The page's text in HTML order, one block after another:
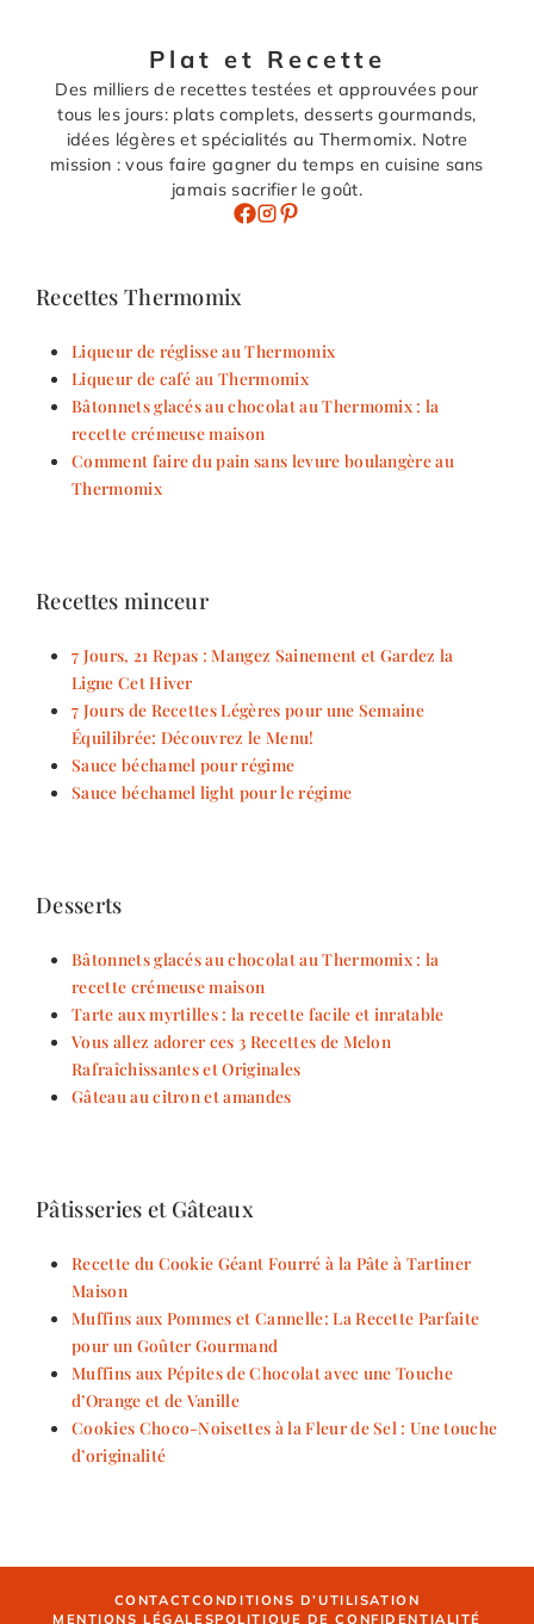
Plat et Recette
Des milliers de recettes testées et approuvées pour
tous les jours: plats complets, desserts gourmands,
idées légères et spécialités au Thermomix. Notre
mission : vous faire gagner du temps en cuisine sans
jamais sacrifier le goût.
Recettes Thermomix
Liqueur de réglisse au Thermomix
Liqueur de café au Thermomix
Bâtonnets glacés au chocolat au Thermomix : la
recette crémeuse maison
Comment faire du pain sans levure boulangère au
Thermomix
Recettes minceur
7 Jours, 21 Repas : Mangez Sainement et Gardez la
Ligne Cet Hiver
7 Jours de Recettes Légères pour une Semaine
Équilibrée: Découvrez le Menu!
Sauce béchamel pour régime
Sauce béchamel light pour le régime
Desserts
Bâtonnets glacés au chocolat au Thermomix : la
recette crémeuse maison
Tarte aux myrtilles : la recette facile et inratable
Vous allez adorer ces 3 Recettes de Melon
Rafraîchissantes et Originales
Gâteau au citron et amandes
Pâtisseries et Gâteaux
Recette du Cookie Géant Fourré à la Pâte à Tartiner
Maison
Muffins aux Pommes et Cannelle: La Recette Parfaite
pour un Goûter Gourmand
Muffins aux Pépites de Chocolat avec une Touche
d’Orange et de Vanille
Cookies Choco-Noisettes à la Fleur de Sel : Une touche
d’originalité
CONTACTCONDITIONS D’UTILISATION
MENTIONS LÉGALESPOLITIQUE DE CONFIDENTIALITÉ